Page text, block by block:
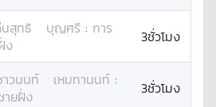
นสุทธิ บุญศรี : การ
ง
3ชั่วโมง
าวนนท์ เหมทานนท์ :
ายฝั่ง
3ชั่วโมง